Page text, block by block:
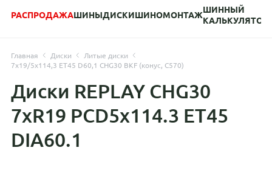
РАСПРОДАЖАШИНЫДИСКИШИНОМОНТАЖШИННЫЙ
КАЛЬКУЛЯТОР
Главная Диски
Литые диски
7x19/5x114,3 ET45 D60,1 CHG30 BKF (конус, C570)
Диски REPLAY CHG30
7xR19 PCD5x114.3 ET45
DIA60.1